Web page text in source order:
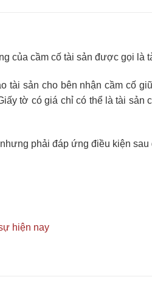
của cầm cố tài sản được gọi là
tài sản cho bên nhận cầm cố
tờ có giá chỉ có thể là tài sản
phải đáp ứng điều kiện sau
hiện nay